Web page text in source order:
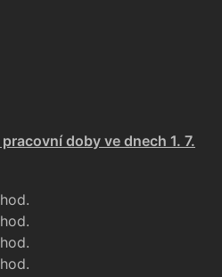
doby ve dnech 1. 7.